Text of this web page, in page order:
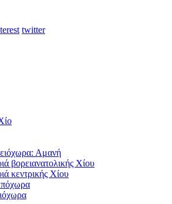
twitter
Αμανή
βορειανατολικής Χίου
κεντρικής Χίου